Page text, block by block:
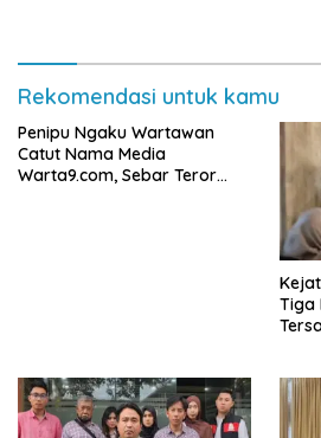
Rekomendasi untuk kamu
Penipu Ngaku Wartawan
Catut Nama Media
Warta9.com, Sebar Teror
Tiga